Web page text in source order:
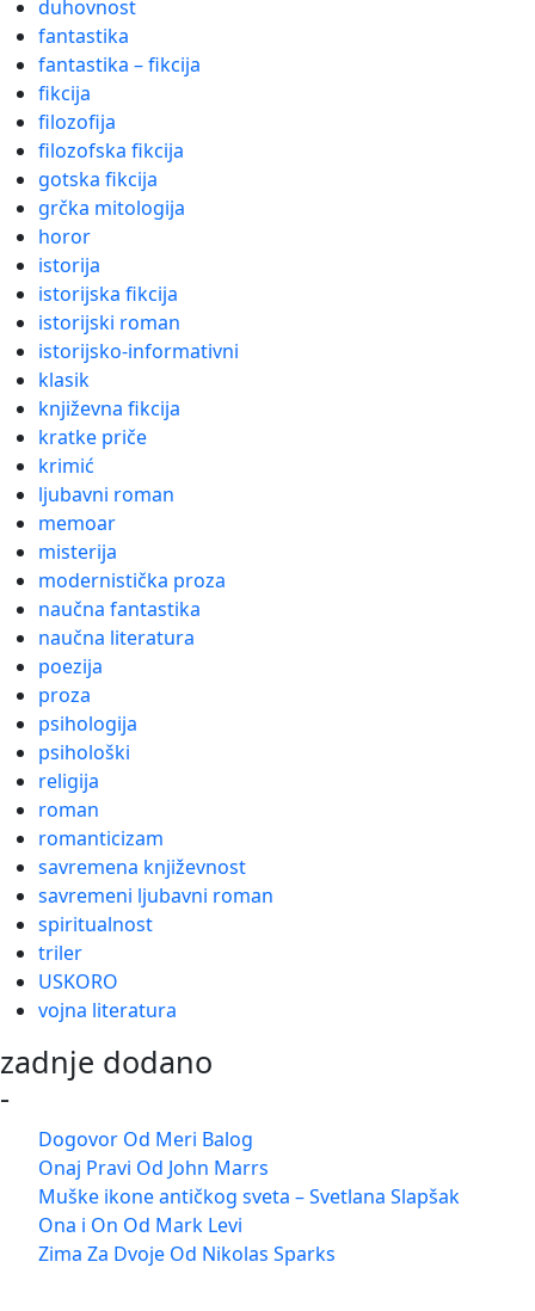
duhovnost
fantastika
fantastika – fikcija
fikcija
filozofija
filozofska fikcija
gotska fikcija
grčka mitologija
horor
istorija
istorijska fikcija
istorijski roman
istorijsko-informativni
klasik
književna fikcija
kratke priče
krimić
ljubavni roman
memoar
misterija
modernistička proza
naučna fantastika
naučna literatura
poezija
proza
psihologija
psihološki
religija
roman
romanticizam
savremena književnost
savremeni ljubavni roman
spiritualnost
triler
USKORO
vojna literatura
zadnje dodano
-
Dogovor Od Meri Balog
Onaj Pravi Od John Marrs
Muške ikone antičkog sveta – Svetlana Slapšak
Ona i On Od Mark Levi
Zima Za Dvoje Od Nikolas Sparks